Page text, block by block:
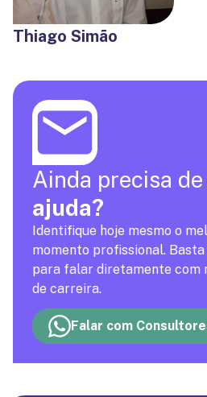
Thiago Simão
Ainda precisa de
ajuda?
Identifique hoje mesmo o
momento profissional.
para falar diretamente com
de carreira.
Falar com